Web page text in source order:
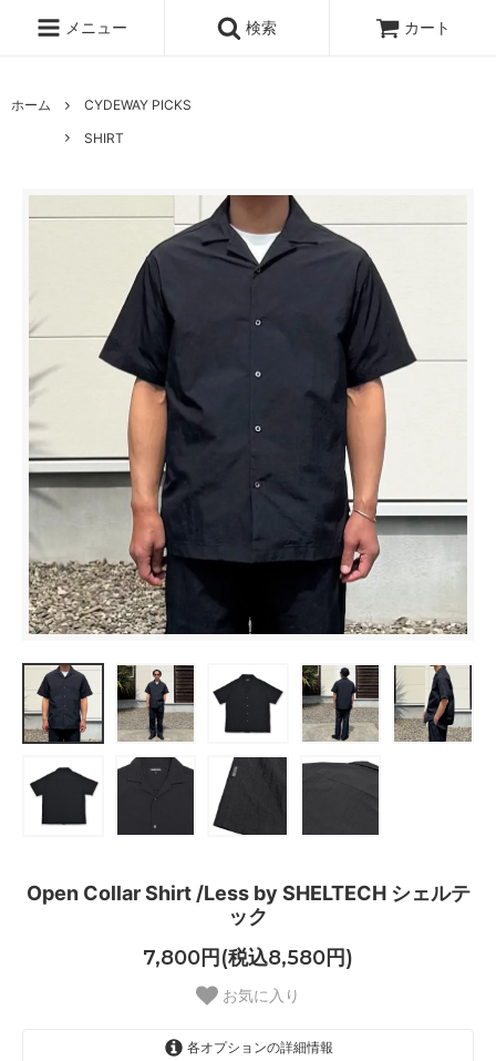
メニュー 検索 カート
ホーム
CYDEWAY PICKS
SHIRT
Open Collar Shirt /Less by SHELTECH シェルテ
ック
7,800円(税込8,580円)
お気に入り
各オプションの詳細情報